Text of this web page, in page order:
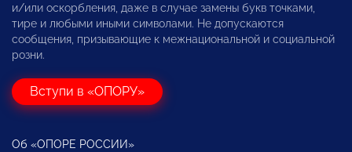
и/или оскорбления, даже в случае замены букв точками,
тире и любыми иными символами. Не допускаются
сообщения, призывающие к межнациональной и социальной
розни.
Вступи в «ОПОРУ»
Об «ОПОРЕ РОССИИ»